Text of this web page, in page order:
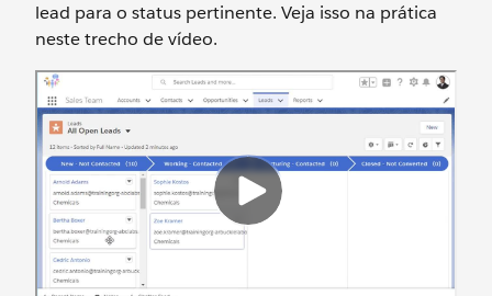
lead para o status pertinente. Veja isso na prática
neste trecho de vídeo.